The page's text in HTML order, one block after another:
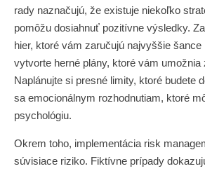
rady naznačujú, že existuje niekoľko
pomôžu dosiahnuť pozitívne výsledky.
hier, ktoré vám zaručujú najvyššie šance
vytvorte herné plány, ktoré vám umožnia
Naplánujte si presné limity, ktoré budete
sa emocionálnym rozhodnutiam, ktoré
psychológiu.
Okrem toho, implementácia risk
súvisiace riziko. Fiktívne prípady